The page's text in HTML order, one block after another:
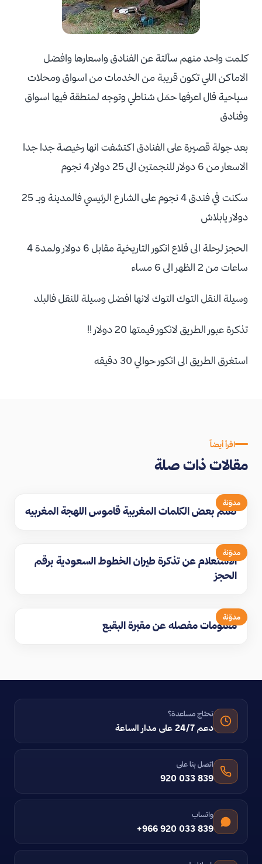
كلمت واحد منهم سألتة عن الفنادق واسعارها وافضل
الاماكن اللي تكون قريبة من الخدمات من اسواق ومحلات
سياحية قال اعرفها حمَل شناطي وتوجه لمنطقة فيها اسواق
وفنادق
بعد جولة قصيرة على الفنادق اكتشفت انها رخيصة جدا جدا
الاسعار من 6 دولار للنجمتين الى 25 دولار 4 نجوم
سكنت في فندق 4 نجوم على الشارع الرئيسي فالمدينة وبـ 25
دولار يابلاش
الحجز لرحلة الى قلاع انكور التاريخية مقابل 6 دولار ولمدة 4
ساعات من 2 الظهر الى 6 مساء
وسيلة النقل التوك التوك لانها افضل وسيلة للنقل فالبلد
تذكرة عبور الطريق لانكور قيمتها 20 دولار !!
استغرق الطريق الى انكور حوالي 30 دقيقه
اقرأ أيضاً
مقالات ذات صلة
مدوّنة
تعلم بعض الكلمات المغربية قاموس اللهجة المغربيه
مدوّنة
الاستعلام عن تذكرة طيران الخطوط السعودية برقم
الحجز
مدوّنة
معلومات مفصله عن مقبرة البقيع
تحتاج مساعدة؟
دعم 24/7 على مدار الساعة
اتصل بنا على
920 033 839
واتساب
+966 920 033 839